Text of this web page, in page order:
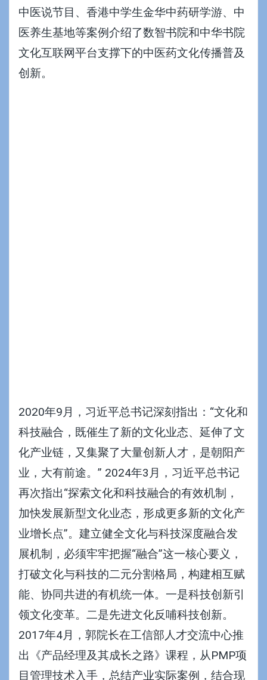
中医说节目、香港中学生金华中药研学游、中
医养生基地等案例介绍了数智书院和中华书院
文化互联网平台支撑下的中医药文化传播普及
创新。
2020年9月，习近平总书记深刻指出：“文化和
科技融合，既催生了新的文化业态、延伸了文
化产业链，又集聚了大量创新人才，是朝阳产
业，大有前途。” 2024年3月，习近平总书记
再次指出“探索文化和科技融合的有效机制，
加快发展新型文化业态，形成更多新的文化产
业增长点”。建立健全文化与科技深度融合发
展机制，必须牢牢把握“融合”这一核心要义，
打破文化与科技的二元分割格局，构建相互赋
能、协同共进的有机统一体。一是科技创新引
领文化变革。二是先进文化反哺科技创新。
2017年4月，郭院长在工信部人才交流中心推
出《产品经理及其成长之路》课程，从PMP项
目管理技术入手，总结产业实际案例，结合现